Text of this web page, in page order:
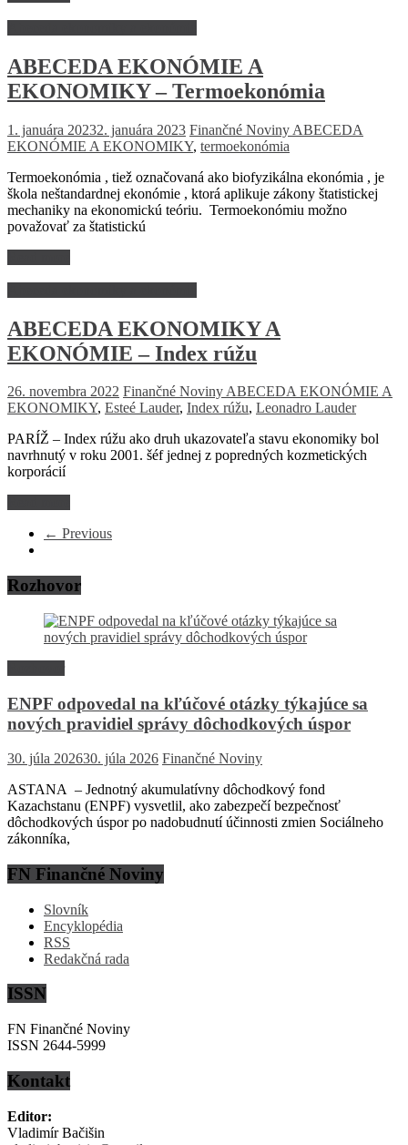
ABECEDA EKONÓMIE A
EKONOMIKY – Termoekonómia
1. januára 20232. januára 2023 Finančné Noviny ABECEDA
EKONÓMIE A EKONOMIKY, termoekonómia
Termoekonómia , tiež označovaná ako biofyzikálna ekonómia , je
škola neštandardnej ekonómie , ktorá aplikuje zákony štatistickej
mechaniky na ekonomickú teóriu. Termoekonómiu možno
považovať za štatistickú
ABECEDA EKONOMIKY A
EKONÓMIE – Index rúžu
26. novembra 2022 Finančné NovinyABECEDA EKONÓMIE A
EKONOMIKY, Esteé Lauder, Index rúžu, Leonadro Lauder
PARÍŽ – Index rúžu ako druh ukazovateľa stavu ekonomiky bol
navrhnutý v roku 2001. šéf jednej z popredných kozmetických
korporácií
← Previous
Rozhovor
ENPF odpovedal na kľúčové otázky týkajúce sa
nových pravidiel správy dôchodkových úspor
30. júla 202630. júla 2026 Finančné Noviny
ASTANA – Jednotný akumulatívny dôchodkový fond
Kazachstanu (ENPF) vysvetlil, ako zabezpečí bezpečnosť
dôchodkových úspor po nadobudnutí účinnosti zmien Sociálneho
zákonníka,
FN Finančné Noviny
Slovník
Encyklopédia
RSS
Redakčná rada
ISSN
FN Finančné Noviny
ISSN 2644-5999
Kontakt
Editor:
Vladimír Bačišin